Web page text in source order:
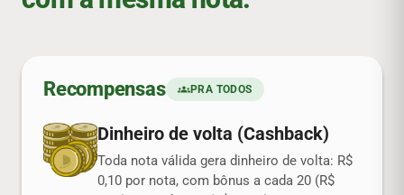
Recompensas groupsPRA TODOS
Dinheiro de volta (Cashback)
Toda nota válida gera dinheiro de volta: R$
0,10 por nota, com bônus a cada 20 (R$